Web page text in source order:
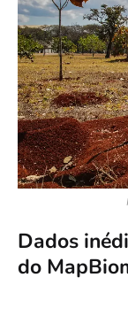
Dados
do